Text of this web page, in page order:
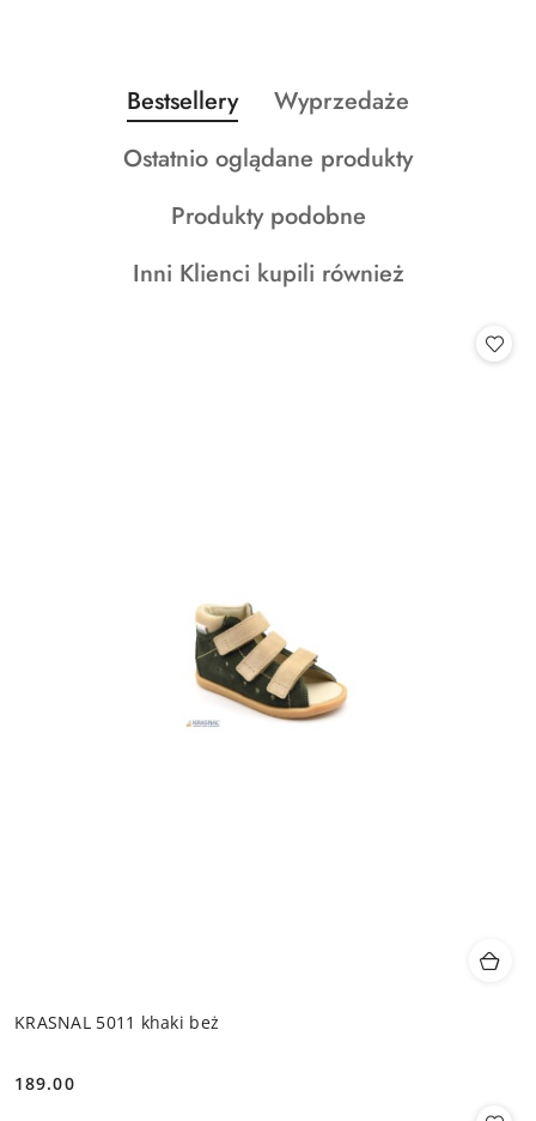
Pomiń karuzelę produktów
Produkty
o
statusie:
Bestsellery
Produkty
statusie:
Wyprzedaże
Produkty
statusie:
Ostatnio oglądane produkty
Produkty
statusie:
Produkty podobne
Produkty
Inni Klienci kupili również
KRASNAL 5011 khaki beż
Cena:
189.00